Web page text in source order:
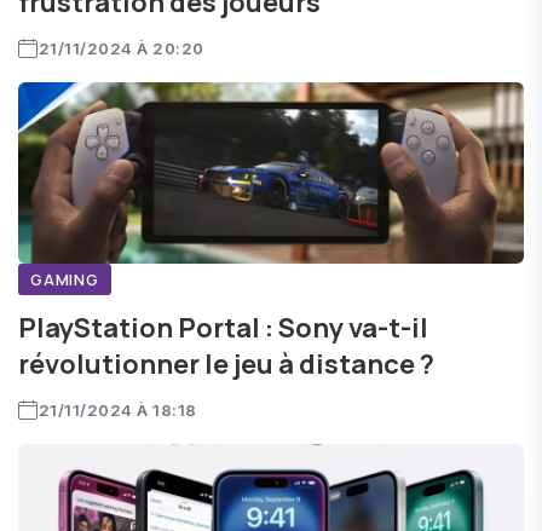
21/11/2024 À 20:20
GAMING
PlayStation Portal : Sony va-t-il
révolutionner le jeu à distance ?
21/11/2024 À 18:18